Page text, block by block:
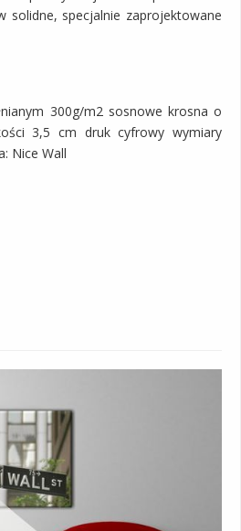
solidne, specjalnie zaprojektowane
300g/m2 sosnowe krosna o
3,5 cm druk cyfrowy wymiary
Nice Wall